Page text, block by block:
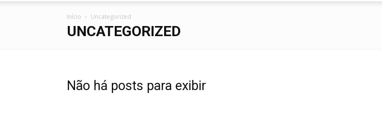
Início Uncategorized
UNCATEGORIZED
Não há posts para exibir